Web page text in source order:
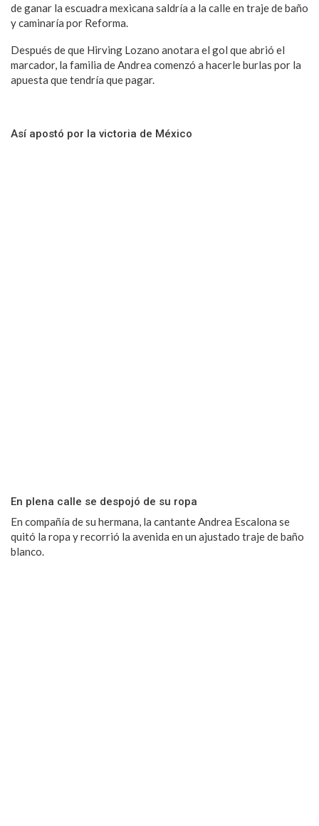
de ganar la escuadra mexicana saldría a la calle en traje de baño
y caminaría por Reforma.
Después de que Hirving Lozano anotara el gol que abrió el
marcador, la familia de Andrea comenzó a hacerle burlas por la
apuesta que tendría que pagar.
Así apostó por la victoria de México
En plena calle se despojó de su ropa
En compañía de su hermana, la cantante Andrea Escalona se
quitó la ropa y recorrió la avenida en un ajustado traje de baño
blanco.